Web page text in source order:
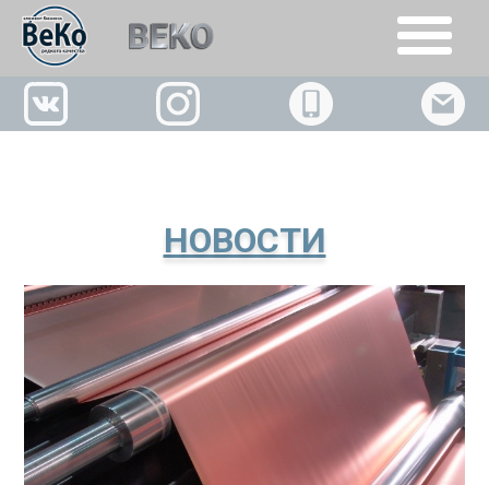
+7(926)509-02-63
НОВОСТИ